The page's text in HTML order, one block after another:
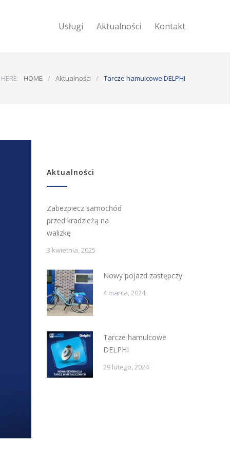
Usługi Aktualności Kontakt
HOME / Aktualności / Tarcze hamulcowe DELPHI
Aktualności
Zabezpiecz samochód
przed kradzieżą na
walizkę
3 kwietnia, 2025
Nowy pojazd zastępczy
4 marca, 2024
Tarcze hamulcowe
DELPHI
29 lutego, 2024